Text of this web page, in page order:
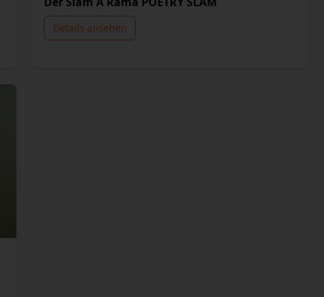
Details ansehen